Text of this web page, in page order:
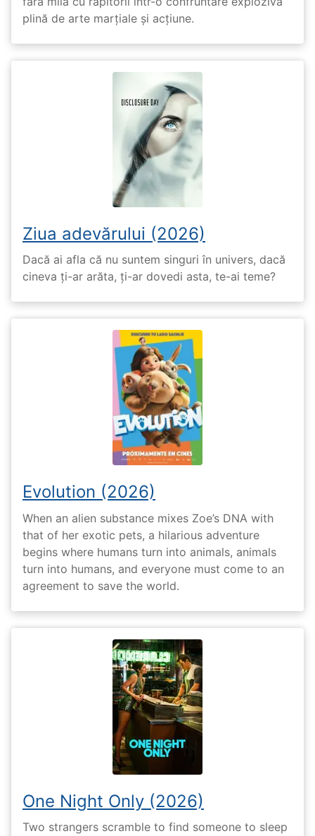
plină de arte marțiale și acțiune.
Ziua adevărului (2026)
Dacă ai afla că nu suntem singuri în univers, dacă
cineva ți-ar arăta, ți-ar dovedi asta, te-ai teme?
Evolution (2026)
When an alien substance mixes Zoe’s DNA with
that of her exotic pets, a hilarious adventure
begins where humans turn into animals, animals
turn into humans, and everyone must come to an
agreement to save the world.
One Night Only (2026)
Two strangers scramble to find someone to sleep